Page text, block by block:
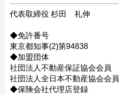
代表取締役 杉田 礼伸
◆免許番号
東京都知事(2)第94838
◆加盟団体
社団法人不動産保証協会会員
社団法人全日本不動産協会会員
◆保険会社代理店登録